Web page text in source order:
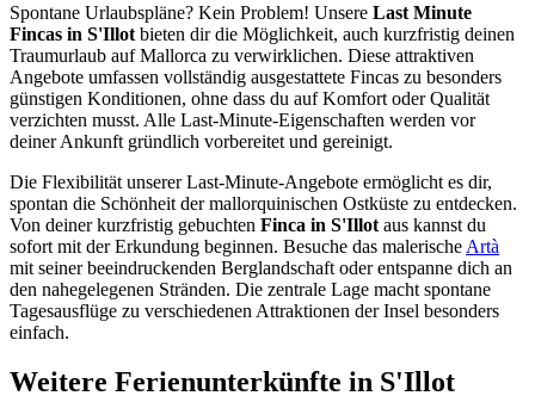
Spontane Urlaubspläne? Kein Problem! Unsere Last Minute
Fincas in S'Illot bieten dir die Möglichkeit, auch kurzfristig deinen
Traumurlaub auf Mallorca zu verwirklichen. Diese attraktiven
Angebote umfassen vollständig ausgestattete Fincas zu besonders
günstigen Konditionen, ohne dass du auf Komfort oder Qualität
verzichten musst. Alle Last-Minute-Eigenschaften werden vor
deiner Ankunft gründlich vorbereitet und gereinigt.
Die Flexibilität unserer Last-Minute-Angebote ermöglicht es dir,
spontan die Schönheit der mallorquinischen Ostküste zu entdecken.
Von deiner kurzfristig gebuchten Finca in S'Illot aus kannst du
sofort mit der Erkundung beginnen. Besuche das malerische Artà
mit seiner beeindruckenden Berglandschaft oder entspanne dich an
den nahegelegenen Stränden. Die zentrale Lage macht spontane
Tagesausflüge zu verschiedenen Attraktionen der Insel besonders
einfach.
Weitere Ferienunterkünfte in S'Illot